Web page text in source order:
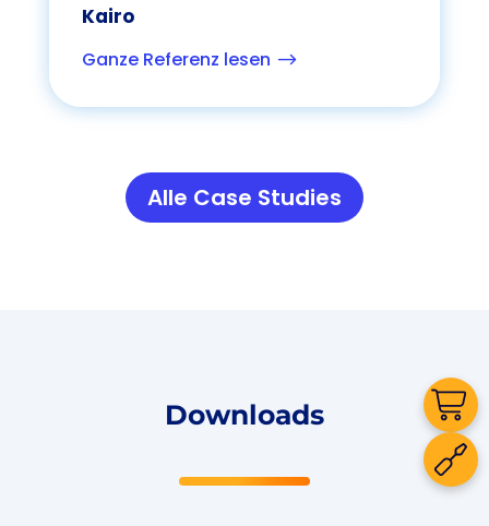
Kairo
Ganze Referenz lesen $
Alle Case Studies
Downloads